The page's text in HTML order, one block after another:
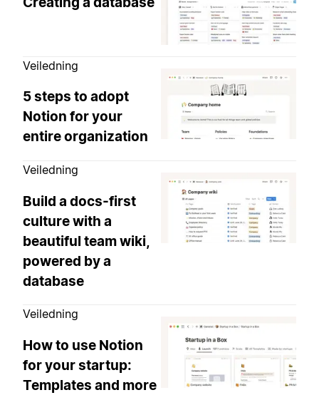
Veiledning
5 steps to adopt
Notion for your
entire organization
Veiledning
Build a docs-first
culture with a
beautiful team wiki,
powered by a
database
Veiledning
How to use Notion
for your startup:
Templates and more